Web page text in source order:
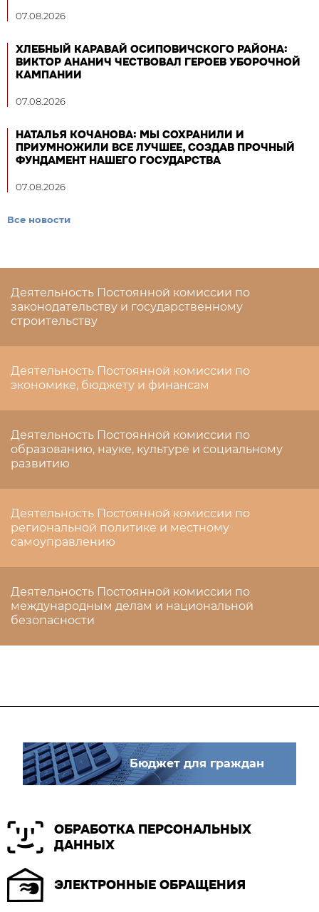
07.08.2026
ХЛЕБНЫЙ КАРАВАЙ ОСИПОВИЧСКОГО РАЙОНА:
ВИКТОР АНАНИЧ ЧЕСТВОВАЛ ГЕРОЕВ УБОРОЧНОЙ
КАМПАНИИ
07.08.2026
НАТАЛЬЯ КОЧАНОВА: МЫ СОХРАНИЛИ И
ПРИУМНОЖИЛИ ВСЕ ЛУЧШЕЕ, СОЗДАВ ПРОЧНЫЙ
ФУНДАМЕНТ НАШЕГО ГОСУДАРСТВА
07.08.2026
Все новости
Деятельность Постоянной комиссии по
законодательству и государственному
строительству
Деятельность Постоянной комиссии по
экономике, бюджету и финансам
Деятельность Постоянной комиссии по
образованию, науке, культуре и социальному
развитию
Деятельность Постоянной комиссии по
региональной политике и местному
самоуправлению
Деятельность Постоянной комиссии по
международным делам и национальной
безопасности
Бюджет для граждан
ОБРАБОТКА ПЕРСОНАЛЬНЫХ
ДАННЫХ
ЭЛЕКТРОННЫЕ ОБРАЩЕНИЯ